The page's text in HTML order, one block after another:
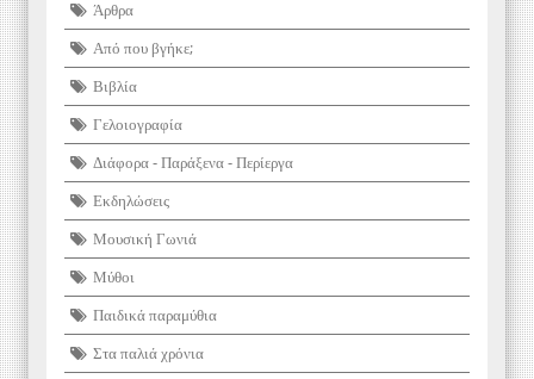
Άρθρα
Από που βγήκε;
Βιβλία
Γελοιογραφία
Διάφορα - Παράξενα - Περίεργα
Εκδηλώσεις
Μουσική Γωνιά
Μύθοι
Παιδικά παραμύθια
Στα παλιά χρόνια